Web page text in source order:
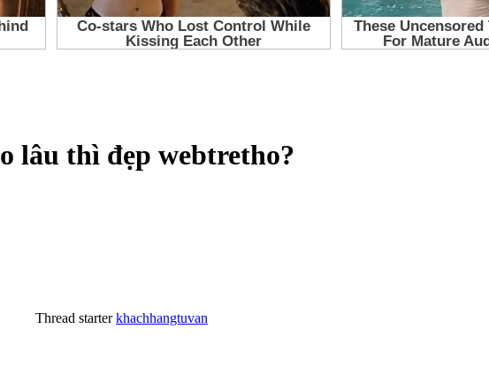
lâu thì đẹp webtretho?
Thread starter khachhangtuvan